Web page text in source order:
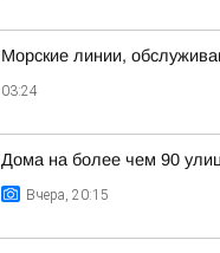
Морские линии,
03:24
Дома на более чем 90
Вчера, 20:15